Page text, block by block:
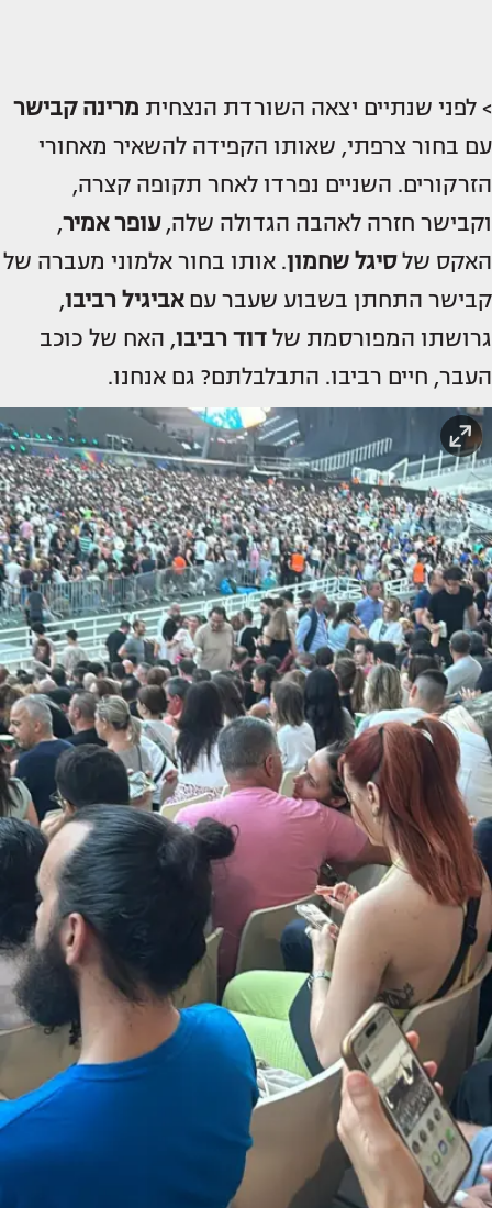
> לפני שנתיים יצאה השורדת הנצחית מרינה קבישר
עם בחור צרפתי, שאותו הקפידה להשאיר מאחורי
הזרקורים. השניים נפרדו לאחר תקופה קצרה,
וקבישר חזרה לאהבה הגדולה שלה,עופר אמיר,
האקס שלסיגל שחמון. אותו בחור אלמוני מעברה של
קבישר התחתן בשבוע שעבר עםאביגיל רביבו,
גרושתו המפורסמת של דוד רביבו, האח של כוכב
העבר, חיים רביבו. התבלבלתם? גם אנחנו.